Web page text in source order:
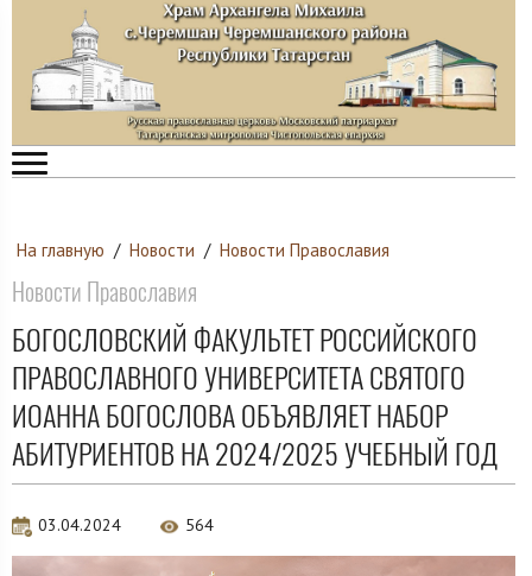
На главную / Новости / Новости Православия
Новости Православия
БОГОСЛОВСКИЙ ФАКУЛЬТЕТ РОССИЙСКОГО
ПРАВОСЛАВНОГО УНИВЕРСИТЕТА СВЯТОГО
ИОАННА БОГОСЛОВА ОБЪЯВЛЯЕТ НАБОР
АБИТУРИЕНТОВ НА 2024/2025 УЧЕБНЫЙ ГОД
03.04.2024 564